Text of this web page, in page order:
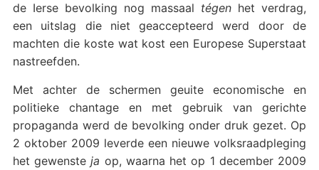
de Ierse bevolking nog massaal tégen het verdrag,
een uitslag die niet geaccepteerd werd door de
machten die koste wat kost een Europese Superstaat
nastreefden.
Met achter de schermen geuite economische en
politieke chantage en met gebruik van gerichte
propaganda werd de bevolking onder druk gezet. Op
2 oktober 2009 leverde een nieuwe volksraadpleging
het gewensteja op, waarna het op 1 december 2009